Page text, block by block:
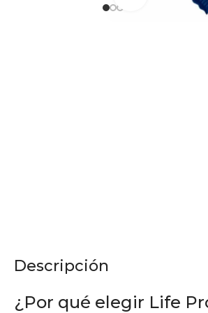
Descripción
¿Por qué elegir Life